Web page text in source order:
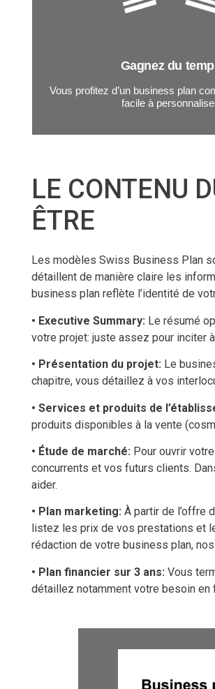
Gagnez du
Vous profitez d’un business plan
facile à
LE CONTENU
ÊTRE
Les modèles Swiss Business Plan
détaillent de manière claire les
business plan reflète l’identité de
• Executive Summary: Le résumé
votre projet: juste assez pour inciter
• Présentation du projet: Le
chapitre, vous détaillez à vos
• Services et produits de
produits disponibles à la vente
• Étude de marché: Pour ouvrir
concurrents et vos futurs clients.
aider.
• Plan marketing: À partir de l’offre
listez les prix de vos prestations et
rédaction de votre business plan,
• Plan financier sur 3 ans: Vous
détaillez notamment votre besoin en